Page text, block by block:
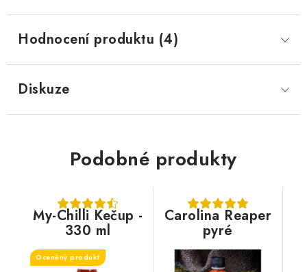
Hodnocení produktu (4)
Diskuze
Podobné produkty
My-Chilli Kečup -
330 ml
Oceněný produkt
Carolina Reaper
pyré